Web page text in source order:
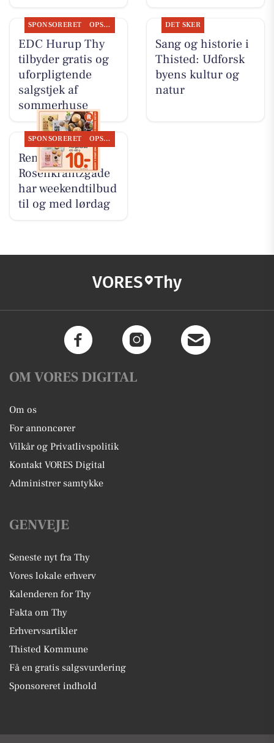
SPONSORERET OPSLAGSTAVLEN
EDC Hurup Thy
tilbyder gratis og
uforpligtende
salgstjek af
sommerhuse
DET SKER
Sang og historie i
Thisted: Udforsk
byens kultur og
natur
SPONSORERET OPSLAGSTAVLEN
Rema 1000
Rosenkrantzgade
har weekendtilbud
til og med lørdag
VORES Thy
OM VORES DIGITAL
Om os
For annoncører
Vilkår og Privatlivspolitik
Kontakt VORES Digital
Administrer samtykke
GENVEJE
Seneste nyt fra Thy
Vores lokale erhverv
Kalenderen for Thy
Fakta om Thy
Erhvervsartikler
Thisted Kommune
Få en gratis salgsvurdering
Sponsoreret indhold